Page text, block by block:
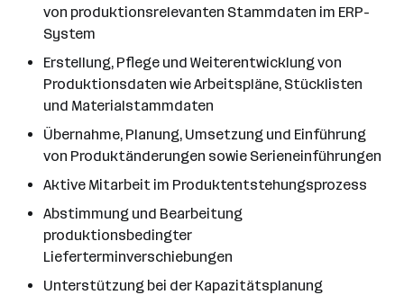
von produktionsrelevanten Stammdaten im ERP-
System
Erstellung, Pflege und Weiterentwicklung von
Produktionsdaten wie Arbeitspläne, Stücklisten
und Materialstammdaten
Übernahme, Planung, Umsetzung und Einführung
von Produktänderungen sowie Serieneinführungen
Aktive Mitarbeit im Produktentstehungsprozess
Abstimmung und Bearbeitung
produktionsbedingter
Lieferterminverschiebungen
Unterstützung bei der Kapazitätsplanung